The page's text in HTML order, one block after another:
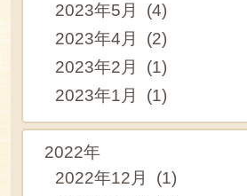
2023年5月 (4)
2023年4月 (2)
2023年2月 (1)
2023年1月 (1)
2022年
2022年12月 (1)